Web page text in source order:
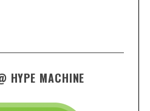
HYPE MACHINE